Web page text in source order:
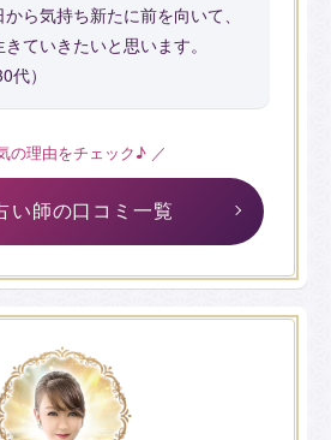
から気持ち新たに前を向いて、
ていきたいと思います。
代）
の理由をチェック♪ ／
い師の口コミ一覧